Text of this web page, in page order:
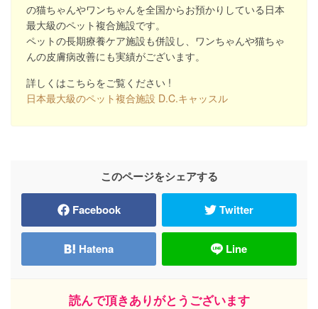
の猫ちゃんやワンちゃんを全国からお預かりしている日本
最大級のペット複合施設です。
ペットの長期療養ケア施設も併設し、ワンちゃんや猫ちゃ
んの皮膚病改善にも実績がございます。
詳しくはこちらをご覧ください !
日本最大級のペット複合施設 D.C.キャッスル
このページをシェアする
Facebook Twitter
Hatena Line
読んで頂きありがとうございます